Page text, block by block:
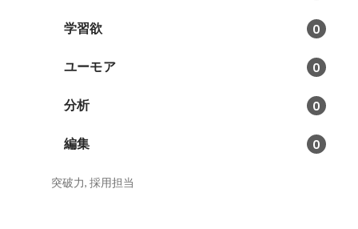
学習欲 0
ユーモア 0
分析 0
編集 0
突破力, 採用担当